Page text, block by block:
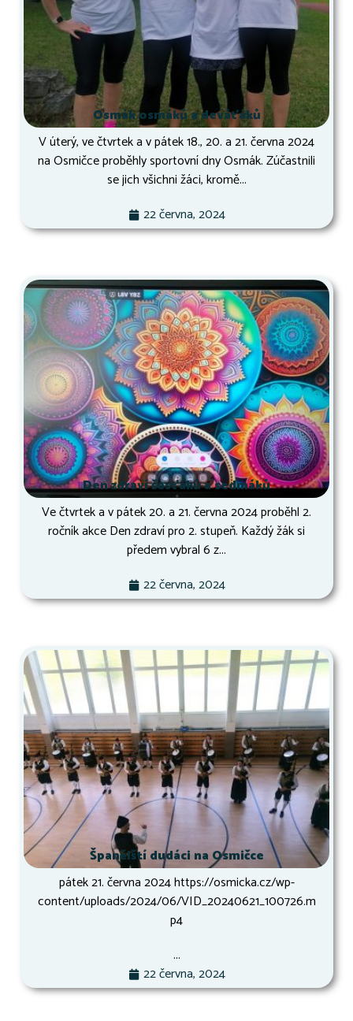
Osmák osmáků a deváťáků
V úterý, ve čtvrtek a v pátek 18., 20. a 21. června 2024
na Osmičce proběhly sportovní dny Osmák. Zúčastnili
se jich všichni žáci, kromě...
22 června, 2024
Den zdraví šesťáků a sedmáků
Ve čtvrtek a v pátek 20. a 21. června 2024 proběhl 2.
ročník akce Den zdraví pro 2. stupeň. Každý žák si
předem vybral 6 z...
22 června, 2024
Španělští dudáci na Osmičce
pátek 21. června 2024 https://osmicka.cz/wp-
content/uploads/2024/06/VID_20240621_100726.m
p4
...
22 června, 2024